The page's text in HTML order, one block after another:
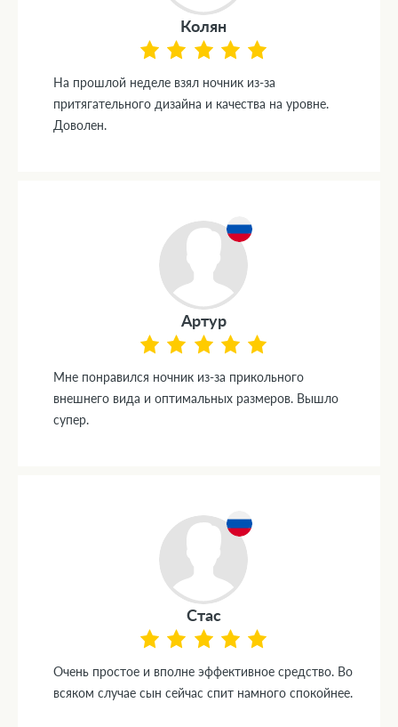
Колян
На прошлой неделе взял ночник из-за
притягательного дизайна и качества на уровне.
Доволен.
Артур
Мне понравился ночник из-за прикольного
внешнего вида и оптимальных размеров. Вышло
супер.
Стас
Очень простое и вполне эффективное средство. Во
всяком случае сын сейчас спит намного спокойнее.